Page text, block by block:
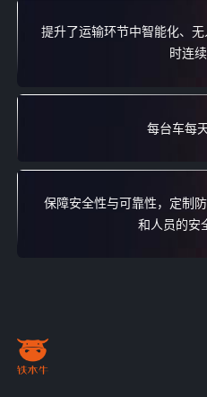
提升了运输环节中智能化、
时连
每台车每
保障安全性与可靠性，定制
和人员的安